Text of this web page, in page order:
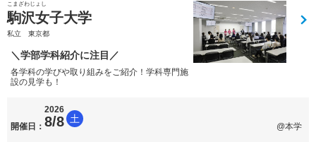
こまざわじょし
駒沢女子大学
私立 東京都
＼学部学科紹介に注目／
各学科の学びや取り組みをご紹介！学科専門施
設の見学も！
開催日：
2026
8/8 土
@本学